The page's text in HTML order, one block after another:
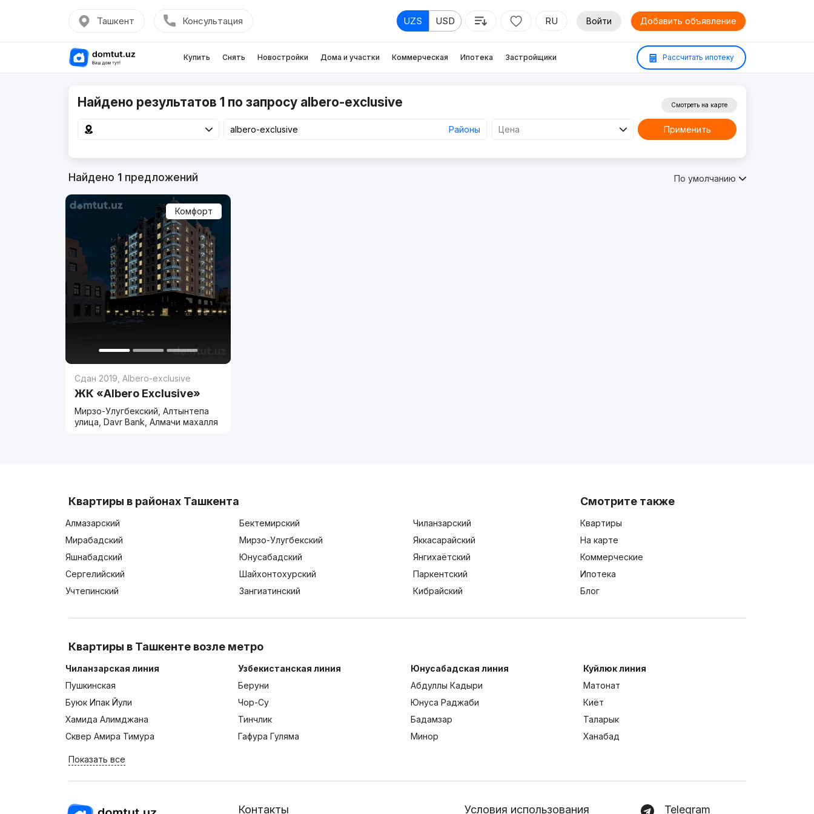
Ташкент Консультация UZS USD RU Войти Добавить объявление
Купить Снять Новостройки Дома и участки Коммерческая Ипотека Застройщики Рассчитать ипотеку
Найдено результатов 1 по запросу albero-exclusive
Районы Цена
Смотреть на карте
Применить
Найдено 1предложений По умолчанию
Комфорт
Сдан 2019 ,Albero-exclusive
ЖК «Albero Exclusive»
Мирзо-Улугбекский, Алтынтепа
улица, Davr Bank, Алмачи махалля
Квартиры в районах Ташкента
Алмазарский Бектемирский
Чиланзарский
Мирабадский
Мирзо-Улугбекский
Яккасарайский
Яшнабадский
Юнусабадский
Янгихаётский
Сергелийский
Шайхонтохурский
Паркентский
Учтепинский
Зангиатинский Кибрайский
Смотрите также
Квартиры
На карте
Коммерческие
Ипотека
Блог
Квартиры в Ташкенте возле метро
Чиланзарская линия
Пушкинская
Буюк Ипак Йули
Хамида Алимджана
Сквер Амира Тимура
Узбекистанская линия
Беруни
Чор-Су
Тинчлик
Гафура Гуляма
Юнусабадская линия
Абдуллы Кадыри
Юнуса Раджаби
Бадамзар
Минор
Куйлюк линия
Матонат
Киёт
Таларык
Ханабад
Показать все
Контакты Условия использования Telegram